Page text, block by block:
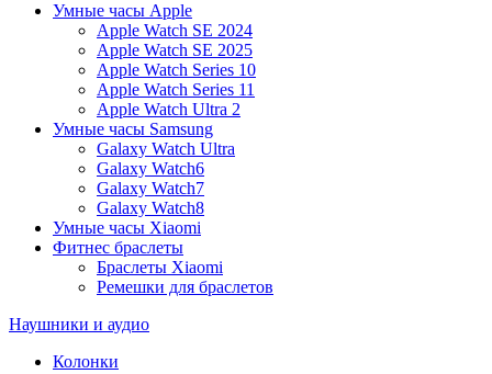
Умные часы Apple
Apple Watch SE 2024
Apple Watch SE 2025
Apple Watch Series 10
Apple Watch Series 11
Apple Watch Ultra 2
Умные часы Samsung
Galaxy Watch Ultra
Galaxy Watch6
Galaxy Watch7
Galaxy Watch8
Умные часы Xiaomi
Фитнес браслеты
Браслеты Xiaomi
Ремешки для браслетов
Наушники и аудио
Колонки